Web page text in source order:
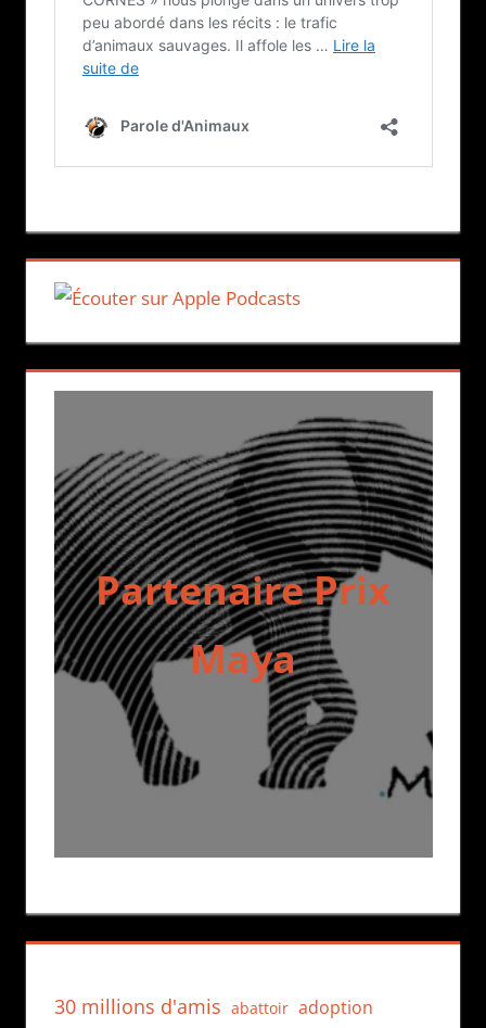
Partenaire Prix
Maya
30 millions d'amis abattoir adoption